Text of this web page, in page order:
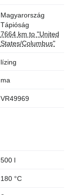
Magyarország
Tápióság
7664 km to "United
States/Columbus"
lízing
ma
VR49969
500 l
180 °C